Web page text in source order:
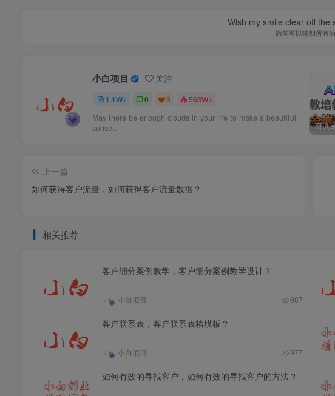
Wish my smile clear off the
微笑可以晴朗所有
小白项目 关注
1.1W+ 0 3 563W+
May there be enough clouds in your life to make a beautiful
sunset.
上一篇
如何获得客户流量，如何获得客户流量数据？
相关推荐
客户细分案例教学，客户细分案例教学设计？
小白项目 987
客户联系表，客户联系表格模板？
小白项目 977
如何有效的寻找客户，如何有效的寻找客户的方法？